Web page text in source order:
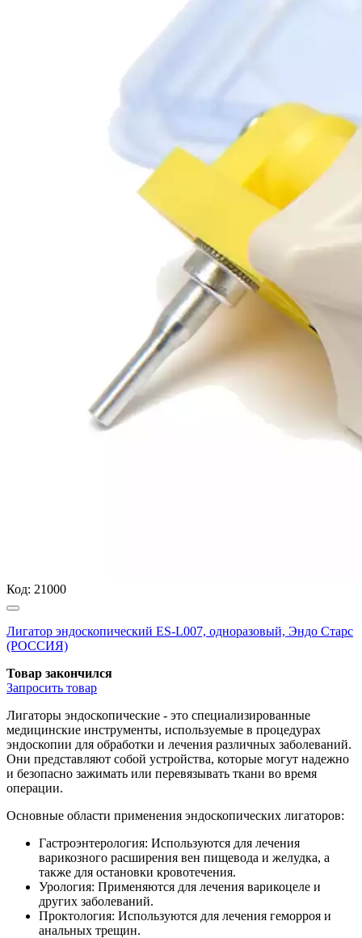
Код: 21000
Лигатор эндоскопический ES-L007, одноразовый, Эндо Старс
(РОССИЯ)
Товар закончился
Запросить товар
Лигаторы эндоскопические - это специализированные
медицинские инструменты, используемые в процедурах
эндоскопии для обработки и лечения различных заболеваний.
Они представляют собой устройства, которые могут надежно
и безопасно зажимать или перевязывать ткани во время
операции.
Основные области применения эндоскопических лигаторов:
Гастроэнтерология: Используются для лечения
варикозного расширения вен пищевода и желудка, а
также для остановки кровотечения.
Урология: Применяются для лечения варикоцеле и
других заболеваний.
Проктология: Используются для лечения геморроя и
анальных трещин.